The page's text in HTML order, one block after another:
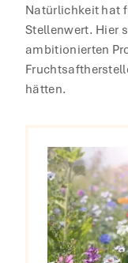
Natürlichkeit hat
Stellenwert. Hier
ambitionierten
hätten.